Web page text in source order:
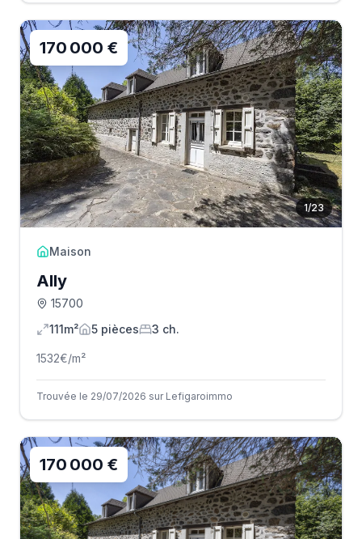
1/23
170 000 €
Maison
Ally
15700
111m²
5 pièces 3 ch.
1532€/m²
Trouvée le 29/07/2026 sur Lefigaroimmo
170 000 €